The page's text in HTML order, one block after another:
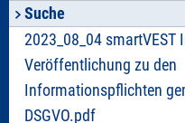
Suche
2023_08_04 smartVEST
Veröffentlichung zu den
Informationspflichten
DSGVO.pdf